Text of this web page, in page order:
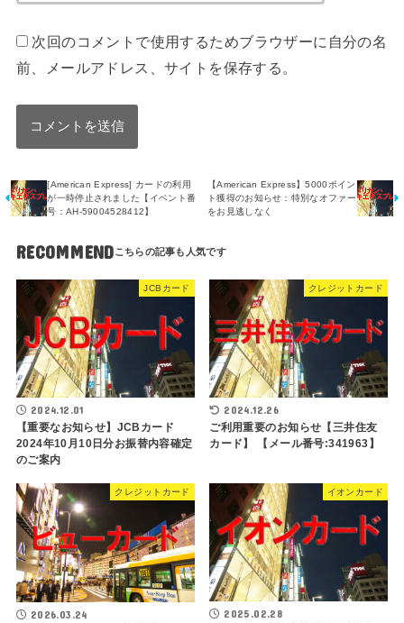
次回のコメントで使用するためブラウザーに自分の名
前、メールアドレス、サイトを保存する。
[American Express] カードの利用
が一時停止されました【イベント番
号：AH-59004528412】
【American Express】5000ポイン
ト獲得のお知らせ：特別なオファー
をお見逃しなく
RECOMMEND
JCBカード
2024.12.01
【重要なお知らせ】JCBカード
2024年10月10日分お振替内容確定
のご案内
クレジットカード
2024.12.26
ご利用重要のお知らせ【三井住友
カード】 【メール番号:341963】
クレジットカード
2026.03.24
イオンカード
2025.02.28